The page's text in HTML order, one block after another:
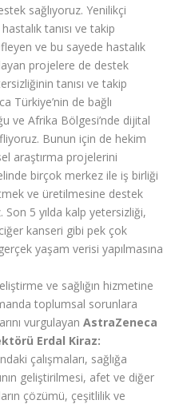
sağlıyoruz. Yenilikçi
tanısı ve takip
ve bu sayede hastalık
projelere de destek
tanısı ve takip
Türkiye’nin de bağlı
ve Afrika Bölgesi’nde dijital
Bunun için de hekim
araştırma projelerini
birçok merkez ile iş birliği
ve üretilmesine destek
Son 5 yılda kalp yetersizliği,
kanseri gibi pek çok
yaşam verisi yapılmasına
ve sağlığın hizmetine
toplumsal sorunlara
vurgulayan AstraZeneca
Erdal Kiraz:
çalışmaları, sağlığa
geliştirilmesi, afet ve diğer
çözümü, çeşitlilik ve